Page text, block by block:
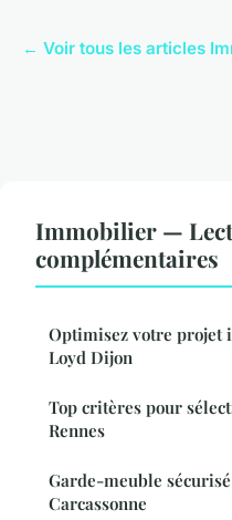
← Voir tous les articles
Immobilier —
complémentaires
Optimisez votre
Loyd Dijon
Top critères pour
Rennes
Garde-meuble
Carcassonne